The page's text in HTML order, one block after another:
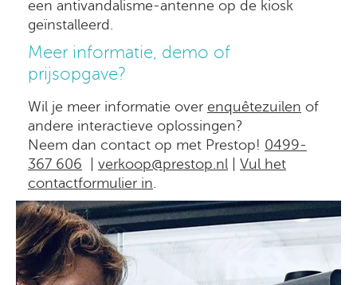
een antivandalisme-antenne op de kiosk
geïnstalleerd.
Meer informatie, demo of
prijsopgave?
Wil je meer informatie over enquêtezuilen of
andere interactieve oplossingen?
Neem dan contact op met Prestop! 0499-
367 606
verkoop@prestop.nl
Vul het
contactformulier in.